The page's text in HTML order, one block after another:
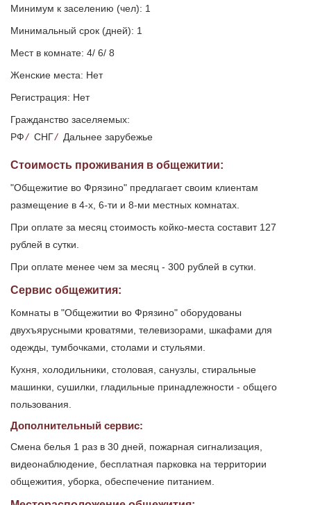
Минимум к заселению (чел): 1
Минимальный срок (дней): 1
Мест в комнате: 4/ 6/ 8
Женские места: Нет
Регистрация: Нет
Гражданство заселяемых:
РФ/ СНГ/ Дальнее зарубежье
Стоимость проживания в общежитии:
"Общежитие во Фрязино" предлагает своим клиентам
размещение в 4-х, 6-ти и 8-ми местных комнатах.
При оплате за месяц стоимость койко-места составит 127
рублей в сутки.
При оплате менее чем за месяц - 300 рублей в сутки.
Сервис общежития:
Комнаты в "Общежитии во Фрязино" оборудованы
двухъярусными кроватями, телевизорами, шкафами для
одежды, тумбочками, столами и стульями.
Кухня, холодильники, столовая, санузлы, стиральные
машинки, сушилки, гладильные принадлежности - общего
пользования.
Дополнительный сервис:
Смена белья 1 раз в 30 дней, пожарная сигнализация,
видеонаблюдение, бесплатная парковка на территории
общежития, уборка, обеспечение питанием.